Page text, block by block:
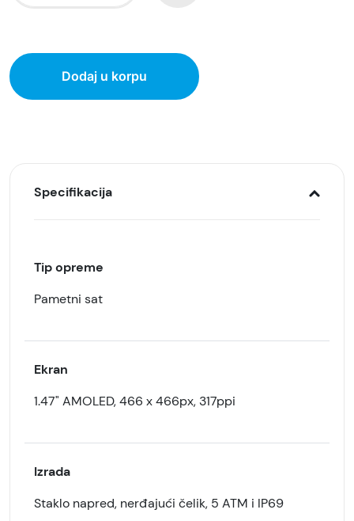
Dodaj u korpu
Specifikacija
Tip opreme
Pametni sat
Ekran
1.47" AMOLED, 466 x 466px, 317ppi
Izrada
Staklo napred, nerđajući čelik, 5 ATM i IP69